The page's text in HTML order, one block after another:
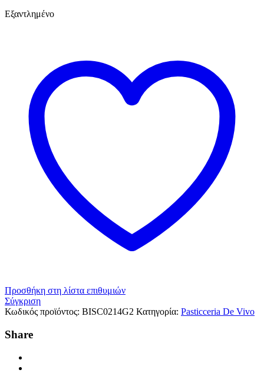
Εξαντλημένο
Προσθήκη στη λίστα επιθυμιών
Σύγκριση
Κωδικός προϊόντος: BISC0214G2 Κατηγορία: Pasticceria De Vivo
Share